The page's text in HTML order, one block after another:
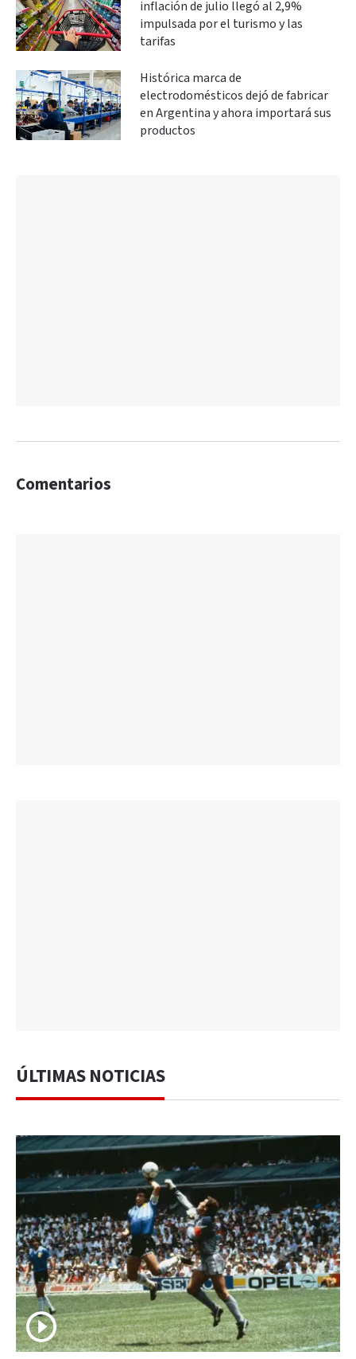
inflación de julio llegó al 2,9%
impulsada por el turismo y las
tarifas
Histórica marca de
electrodomésticos dejó de fabricar
en Argentina y ahora importará sus
productos
Comentarios
ÚLTIMAS NOTICIAS